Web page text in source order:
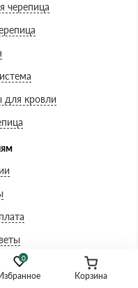
0
Избранное Корзина
черепица
кровли